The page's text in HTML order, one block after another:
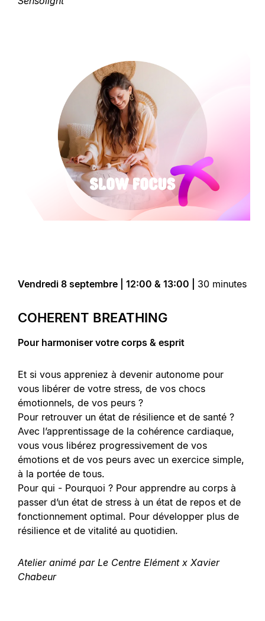
Vendredi 8 septembre | 12:00 & 13:00 | 30 minutes
COHERENT BREATHING
Pour harmoniser votre corps & esprit
Et si vous appreniez à devenir autonome pour
vous libérer de votre stress, de vos chocs
émotionnels, de vos peurs ?
Pour retrouver un état de résilience et de santé ?
Avec l’apprentissage de la cohérence cardiaque,
vous vous libérez progressivement de vos
émotions et de vos peurs avec un exercice simple,
à la portée de tous.
Pour qui - Pourquoi ? Pour apprendre au corps à
passer d’un état de stress à un état de repos et de
fonctionnement optimal. Pour développer plus de
résilience et de vitalité au quotidien.
Atelier animé par Le Centre Elément x Xavier
Chabeur